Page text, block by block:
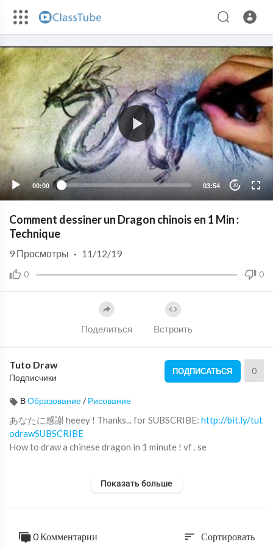
00:00 03:54 10
Comment dessiner un Dragon chinois en 1 Min :
Technique
0 0
9 Просмотры · 11/12/19
Поделиться Встроить
Tuto Draw
Подписчики
ПОДПИСАТЬСЯ 0
ВОбразование/Рисование
あなたに感謝 heeey ! Thanks... for SUBSCRIBE: http://bit.ly/tut
odrawSUBSCRIBE
How to draw a chinese dragon in 1 minute ! vf . se
http://www.facebook.com/TutoDraw
Camera HD 720pp
Показать больше
0 Комментарии sort Сортировать